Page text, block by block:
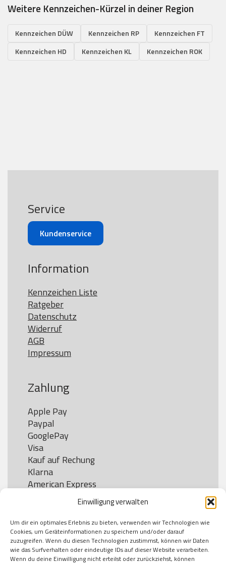
Einwilligung verwalten
Um dir ein optimales Erlebnis zu bieten, verwenden wir Technologien wie
Cookies, um Geräteinformationen zu speichern und/oder darauf
zuzugreifen. Wenn du diesen Technologien zustimmst, können wir Daten
wie das Surfverhalten oder eindeutige IDs auf dieser Website verarbeiten.
Wenn du deine Einwilligung nicht erteilst oder zurückziehst, können
Weitere Kennzeichen-Kürzel in deiner Region
Kennzeichen DÜW Kennzeichen RP
Kennzeichen FT
Kennzeichen HD
Kennzeichen KL Kennzeichen ROK
Service
Kundenservice
Information
Kennzeichen Liste
Ratgeber
Datenschutz
Widerruf
AGB
Impressum
Zahlung
Apple Pay
Paypal
GooglePay
Visa
Kauf auf Rechung
Klarna
American Express
Versand
DHL